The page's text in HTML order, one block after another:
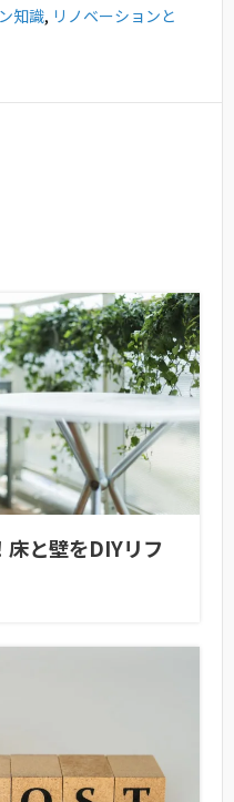
知識, リノベーションと
床と壁をDIYリフ